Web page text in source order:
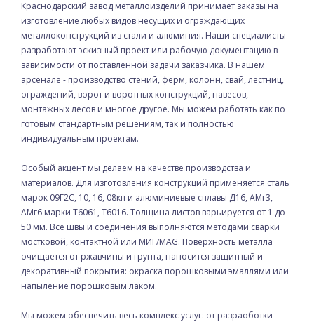
Краснодарский завод металлоизделий принимает заказы на
изготовление любых видов несущих и ограждающих
металлоконструкций из стали и алюминия. Наши специалисты
разработают эскизный проект или рабочую документацию в
зависимости от поставленной задачи заказчика. В нашем
арсенале - производство стений, ферм, колонн, свай, лестниц,
ограждений, ворот и воротных конструкций, навесов,
монтажных лесов и многое другое. Мы можем работать как по
готовым стандартным решениям, так и полностью
индивидуальным проектам.
Особый акцент мы делаем на качестве производства и
материалов. Для изготовления конструкций применяется сталь
марок 09Г2С, 10, 16, 08кп и алюминиевые сплавы Д16, АМг3,
АМг6 марки Т6061, Т6016. Толщина листов варьируется от 1 до
50 мм. Все швы и соединения выполняются методами сварки
мостковой, контактной или МИГ/МAG. Поверхность металла
очищается от ржавчины и грунта, наносится защитный и
декоративный покрытия: окраска порошковыми эмаллями или
напыление порошковым лаком.
Мы можем обеспечить весь комплекс услуг: от разраоботки